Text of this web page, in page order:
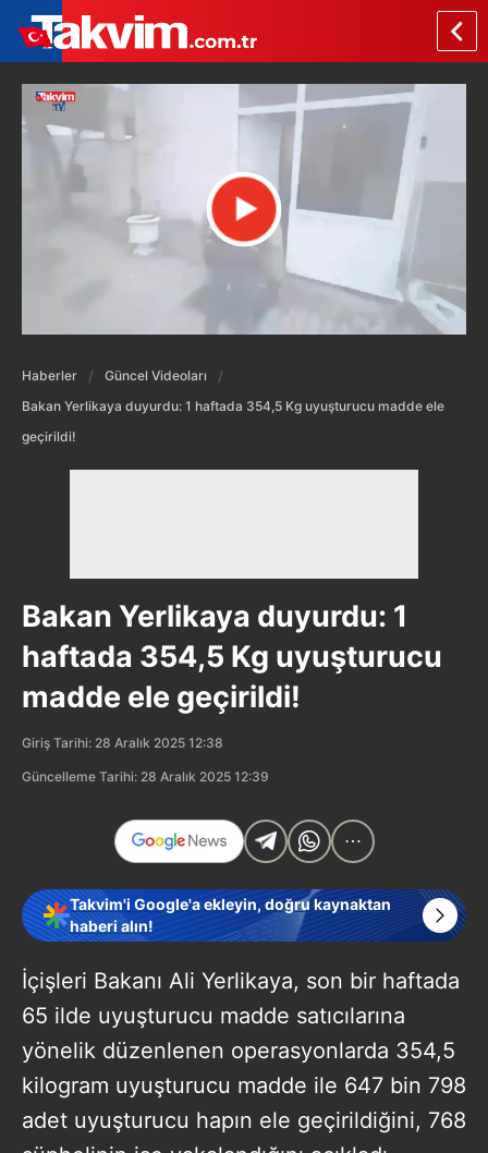
Haberler
Güncel Videoları
Bakan Yerlikaya duyurdu: 1 haftada 354,5 Kg uyuşturucu madde ele
geçirildi!
Bakan Yerlikaya duyurdu: 1
haftada 354,5 Kg uyuşturucu
madde ele geçirildi!
Giriş Tarihi: 28 Aralık 2025 12:38
Güncelleme Tarihi: 28 Aralık 2025 12:39
Takvim'i Google'a ekleyin, doğru kaynaktan
haberi alın!
İçişleri Bakanı Ali Yerlikaya, son bir haftada
65 ilde uyuşturucu madde satıcılarına
yönelik düzenlenen operasyonlarda 354,5
kilogram uyuşturucu madde ile 647 bin 798
adet uyuşturucu hapın ele geçirildiğini, 768